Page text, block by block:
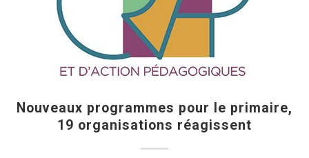
Nouveaux programmes pour le primaire,
19 organisations réagissent